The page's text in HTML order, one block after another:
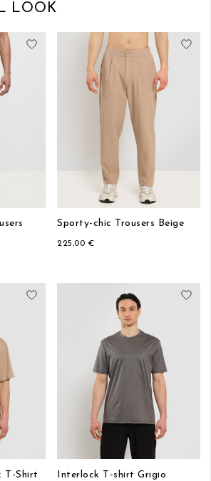
LOOK
Aggiungi alla lista desideri
Sporty-chic Trousers Beige
225,00 €
Aggiungi alla lista desideri
T-Shirt
Interlock T-shirt Grigio